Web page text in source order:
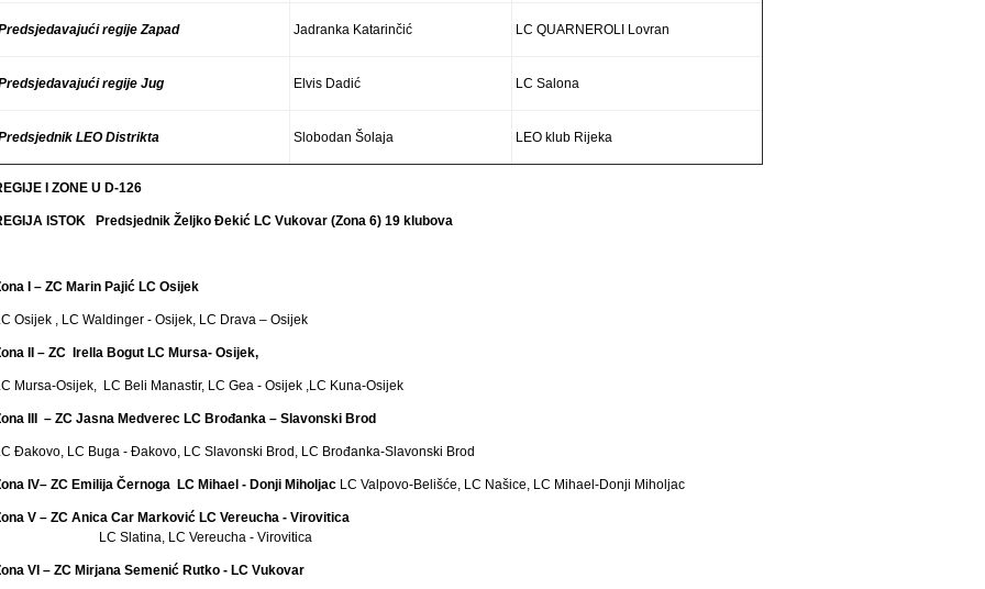
regije Zapad Jadranka Katarinčić LC QUARNEROLI Lovran
regije Jug Elvis Dadić LC Salona
LEO Distrikta Slobodan Šolaja LEO klub Rijeka
I ZONE U D-126
ISTOK Predsjednik Željko Đekić LC Vukovar (Zona 6) 19 klubova
I – ZC Marin Pajić LC Osijek
Osijek , LC Waldinger - Osijek, LC Drava – Osijek
II – ZC Irella Bogut LC Mursa- Osijek,
Mursa-Osijek, LC Beli Manastir, LC Gea - Osijek ,LC Kuna-Osijek
III – ZC Jasna Medverec LC Brođanka – Slavonski Brod
Đakovo, LC Buga - Đakovo, LC Slavonski Brod, LC Brođanka-Slavonski Brod
IV– ZC Emilija Černoga LC Mihael - Donji Miholjac LC Valpovo-Belišće, LC Našice, LC Mihael-Donji Miholjac
V – ZC Anica Car Marković LC Vereucha - Virovitica
LC Slatina, LC Vereucha - Virovitica
VI – ZC Mirjana Semenić Rutko - LC Vukovar